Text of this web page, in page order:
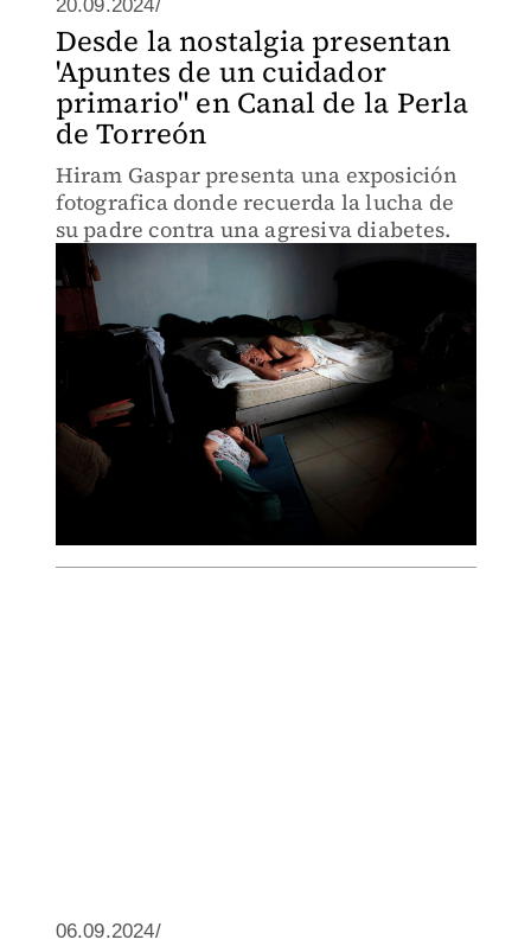
20.09.2024/
Desde la nostalgia presentan
'Apuntes de un cuidador
primario" en Canal de la Perla
de Torreón
Hiram Gaspar presenta una exposición
fotografica donde recuerda la lucha de
su padre contra una agresiva diabetes.
06.09.2024/